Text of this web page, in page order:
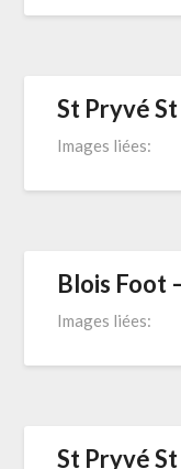
St Pryvé
Images liées:
Blois Foot
Images liées:
St Pryvé